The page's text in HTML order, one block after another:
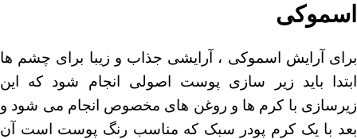
اسموکی
برای آرایش اسموکی ، آرایشی جذاب و زیبا برای چشم ها
ابتدا باید زیر سازی پوست اصولی انجام شود که این
زیرسازی با کرم ها و روغن های مخصوص انجام می شود و
بعد با یک کرم پودر سبک که مناسب رنگ پوست است آن